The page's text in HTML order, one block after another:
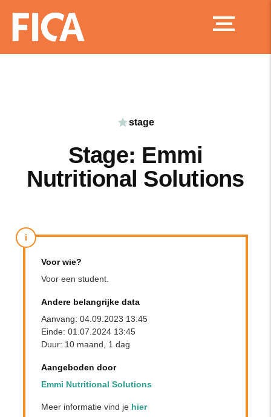
stage
Stage: Emmi
Nutritional Solutions
i
Voor wie?
Voor een student.
Andere belangrijke data
Aanvang: 04.09.2023 13:45
Einde: 01.07.2024 13:45
Duur: 10 maand, 1 dag
Aangeboden door
Emmi Nutritional Solutions
Meer informatie vind je hier